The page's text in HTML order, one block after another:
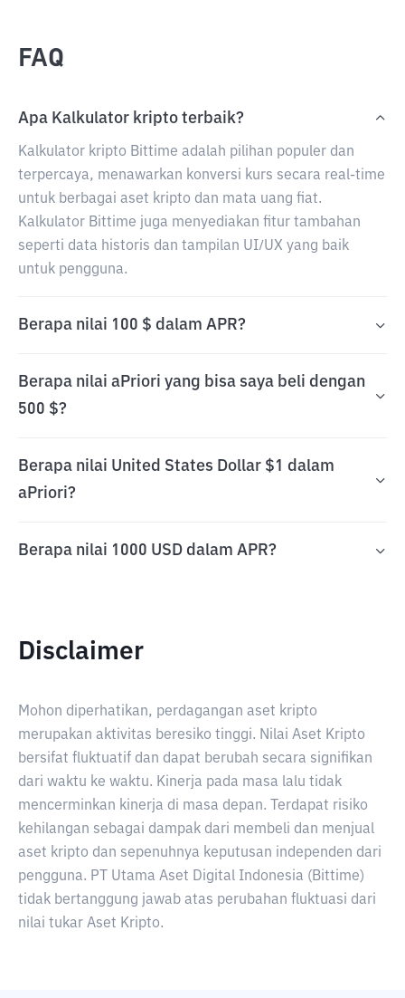
FAQ
Apa Kalkulator kripto terbaik?
Kalkulator kripto Bittime adalah pilihan populer dan
terpercaya, menawarkan konversi kurs secara real-time
untuk berbagai aset kripto dan mata uang fiat.
Kalkulator Bittime juga menyediakan fitur tambahan
seperti data historis dan tampilan UI/UX yang baik
untuk pengguna.
Berapa nilai 100 $ dalam APR?
Berapa nilai aPriori yang bisa saya beli dengan
500 $?
Berapa nilai United States Dollar $1 dalam
aPriori?
Berapa nilai 1000 USD dalam APR?
Disclaimer
Mohon diperhatikan, perdagangan aset kripto
merupakan aktivitas beresiko tinggi. Nilai Aset Kripto
bersifat fluktuatif dan dapat berubah secara signifikan
dari waktu ke waktu. Kinerja pada masa lalu tidak
mencerminkan kinerja di masa depan. Terdapat risiko
kehilangan sebagai dampak dari membeli dan menjual
aset kripto dan sepenuhnya keputusan independen dari
pengguna. PT Utama Aset Digital Indonesia (Bittime)
tidak bertanggung jawab atas perubahan fluktuasi dari
nilai tukar Aset Kripto.